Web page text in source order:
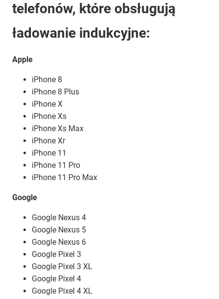
telefonów, które obsługują
ładowanie indukcyjne:
Apple
iPhone 8
iPhone 8 Plus
iPhone X
iPhone Xs
iPhone Xs Max
iPhone Xr
iPhone 11
iPhone 11 Pro
iPhone 11 Pro Max
Google
Google Nexus 4
Google Nexus 5
Google Nexus 6
Google Pixel 3
Google Pixel 3 XL
Google Pixel 4
Google Pixel 4 XL